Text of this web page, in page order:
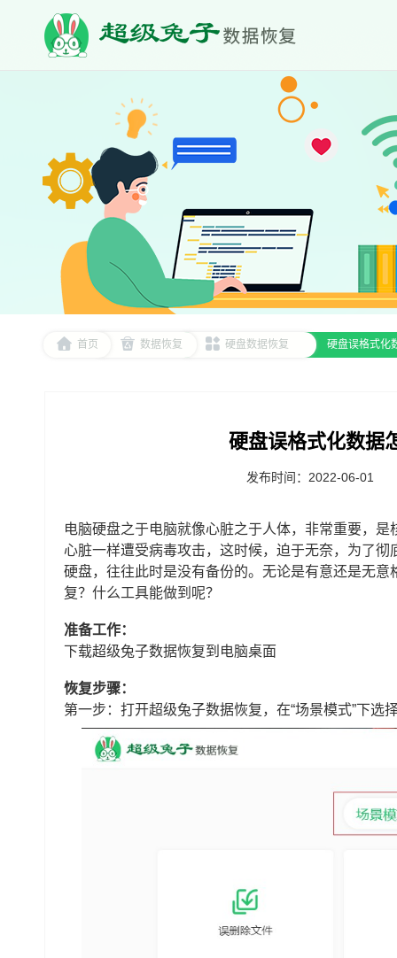
首页 数据恢复 硬盘数据恢复 硬盘误格式化
硬盘误格式化数据
发布时间：2022-06-01
电脑硬盘之于电脑就像心脏之于人体，非常重要，
心脏一样遭受病毒攻击，这时候，迫于无奈，为了
硬盘，往往此时是没有备份的。无论是有意还是无
复？什么工具能做到呢？
准备工作：
下载超级兔子数据恢复到电脑桌面
恢复步骤：
第一步：打开超级兔子数据恢复，在“场景模式”下选